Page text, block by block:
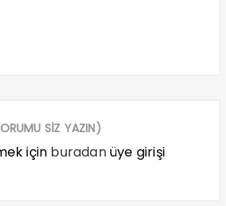
SİZ YAZIN)
için buradanüye girişi